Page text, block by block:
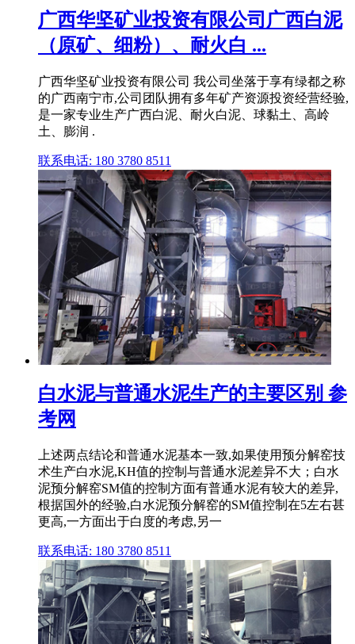
广西华坚矿业投资有限公司广西白泥
（原矿、细粉）、耐火白 ...
广西华坚矿业投资有限公司 我公司坐落于享有绿都之称
的广西南宁市,公司团队拥有多年矿产资源投资经营经验,
是一家专业生产广西白泥、耐火白泥、球黏土、高岭
土、膨润 .
联系电话: 180 3780 8511
白水泥与普通水泥生产的主要区别 参
考网
上述两点结论和普通水泥基本一致,如果使用预分解窑技
术生产白水泥,KH值的控制与普通水泥差异不大；白水
泥预分解窑SM值的控制方面有普通水泥有较大的差异,
根据国外的经验,白水泥预分解窑的SM值控制在5左右甚
更高,一方面出于白度的考虑,另一
联系电话: 180 3780 8511